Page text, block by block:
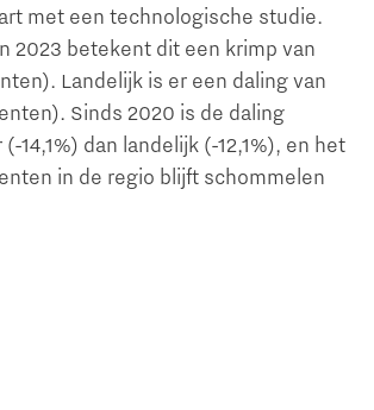
met een technologische studie.
2023 betekent dit een krimp van
Landelijk is er een daling van
Sinds 2020 is de daling
14,1%) dan landelijk (-12,1%), en het
in de regio blijft schommelen